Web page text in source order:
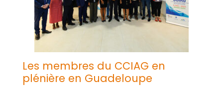
Les membres du CCIAG en
plénière en Guadeloupe